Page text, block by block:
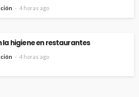
4 horas ago
la higiene en restaurantes
4 horas ago